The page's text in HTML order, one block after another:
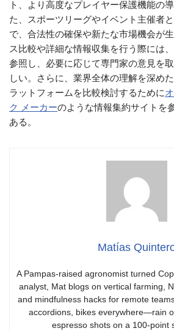
ト、より高度なプレイヤー保護機能の
た、スポーツリーグやイベント主催者
で、合法性の確保や新たな市場機会が
ス比較や詳細な情報収集を行う際には
参照し、必要に応じて専門家の意見を
しい。さらに、業界全体の理解を深め
ラットフォームを比較検討するために
ク メーカーのような情報集約サイトを
ある。
Matías
A Pampas-raised agronomist turned
analyst, Mat blogs on vertical farming,
and mindfulness hacks for remote
accordions, bikes everywhere—rain
espresso shots on a 100-point